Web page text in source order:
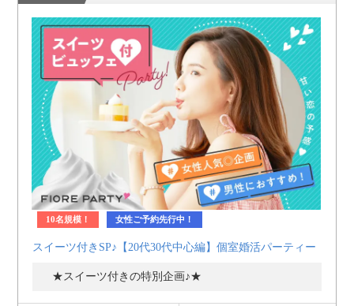
10名規模！ 女性ご予約先行中！
スイーツ付きSP♪【20代30代中心編】個室婚活パーティー
★スイーツ付きの特別企画♪★